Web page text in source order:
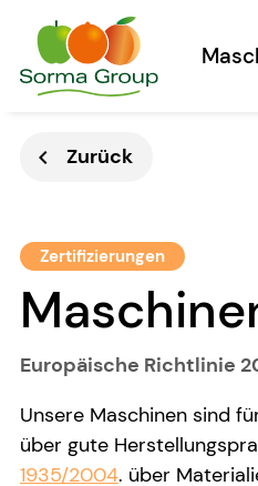
chevron_left Zurück
Zertifizierungen
Europäische Richtlinie
Unsere Maschinen sind
über gute
1935/2004. über